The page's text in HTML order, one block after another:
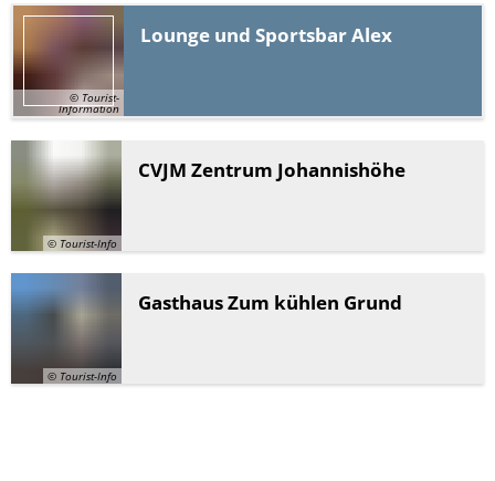
© Tourist-
Information
Lounge und Sportsbar Alex
© Tourist-Info
CVJM Zentrum Johannishöhe
© Tourist-Info
GasthausZum kühlen Grund